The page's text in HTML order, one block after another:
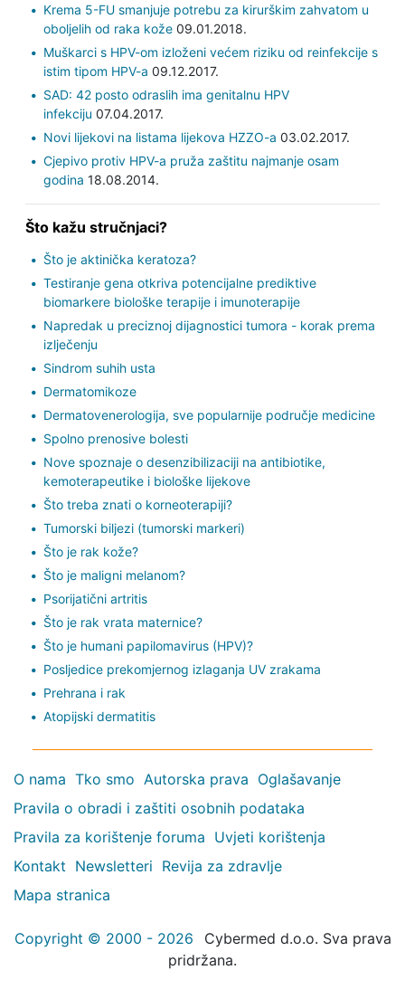
Krema 5-FU smanjuje potrebu za kirurškim zahvatom u
oboljelih od raka kože09.01.2018.
Muškarci s HPV-om izloženi većem riziku od reinfekcije s
istim tipom HPV-a 09.12.2017.
SAD: 42 posto odraslih ima genitalnu HPV
infekciju 07.04.2017.
Novi lijekovi na listama lijekova HZZO-a 03.02.2017.
Cjepivo protiv HPV-a pruža zaštitu najmanje osam
godina 18.08.2014.
Što kažu stručnjaci?
Što je aktinička keratoza?
Testiranje gena otkriva potencijalne prediktive
biomarkere biološke terapije i imunoterapije
Napredak u preciznoj dijagnostici tumora - korak prema
izlječenju
Sindrom suhih usta
Dermatomikoze
Dermatovenerologija, sve popularnije područje medicine
Spolno prenosive bolesti
Nove spoznaje o desenzibilizaciji na antibiotike,
kemoterapeutike i biološke lijekove
Što treba znati o korneoterapiji?
Tumorski biljezi (tumorski markeri)
Što je rak kože?
Što je maligni melanom?
Psorijatični artritis
Što je rak vrata maternice?
Što je humani papilomavirus (HPV)?
Posljedice prekomjernog izlaganja UV zrakama
Prehrana i rak
Atopijski dermatitis
O nama Tko smo Autorska prava Oglašavanje
Pravila o obradi i zaštiti osobnih podataka
Pravila za korištenje foruma Uvjeti korištenja
Kontakt Newsletteri Revija za zdravlje
Mapa stranica
Copyright © 2000 - 2026
Cybermed d.o.o. Sva prava
pridržana.